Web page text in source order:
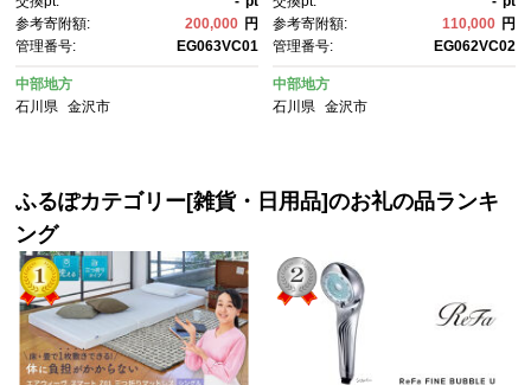
品 ラウンド支援 人気 おすす
め ゴルフ場 スコア管理 飛距離
計測 プレゼント ギフト 父の
日 敬老の日 お取り寄せ 通販 送
料無料 ふるさと納税 石川 金
沢 加賀百万石 加賀 百万石 北
参考寄附額:
200,000 円
管理番号:
EG063VC01
中部地方
石川県
金沢市
ルフ用品 ラウンド支援 人気 お
すすめ ゴルフ場 スコア管理 飛
距離計測 プレゼント ギフト 父
の日 敬老の日 お取り寄せ 通
販 送料無料 ふるさと納税 石
川 金沢 加賀百万石 加賀 百万
参考寄附額:
110,000 円
管理番号:
EG062VC02
中部地方
石川県
金沢市
ふるぽカテゴリー[雑貨・日用品]のお礼の品ランキ
ング